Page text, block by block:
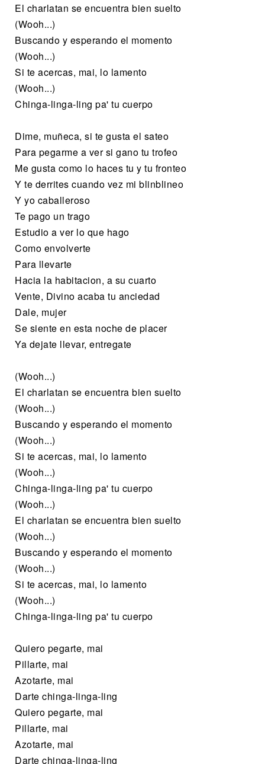
El charlatan se encuentra bien suelto
(Wooh...)
Buscando y esperando el momento
(Wooh...)
Si te acercas, mai, lo lamento
(Wooh...)
Chinga-linga-ling pa' tu cuerpo
Dime, muñeca, si te gusta el sateo
Para pegarme a ver si gano tu trofeo
Me gusta como lo haces tu y tu fronteo
Y te derrites cuando vez mi blinblineo
Y yo caballeroso
Te pago un trago
Estudio a ver lo que hago
Como envolverte
Para llevarte
Hacia la habitacion, a su cuarto
Vente, Divino acaba tu anciedad
Dale, mujer
Se siente en esta noche de placer
Ya dejate llevar, entregate
(Wooh...)
El charlatan se encuentra bien suelto
(Wooh...)
Buscando y esperando el momento
(Wooh...)
Si te acercas, mai, lo lamento
(Wooh...)
Chinga-linga-ling pa' tu cuerpo
(Wooh...)
El charlatan se encuentra bien suelto
(Wooh...)
Buscando y esperando el momento
(Wooh...)
Si te acercas, mai, lo lamento
(Wooh...)
Chinga-linga-ling pa' tu cuerpo
Quiero pegarte, mai
Pillarte, mai
Azotarte, mai
Darte chinga-linga-ling
Quiero pegarte, mai
Pillarte, mai
Azotarte, mai
Darte chinga-linga-ling